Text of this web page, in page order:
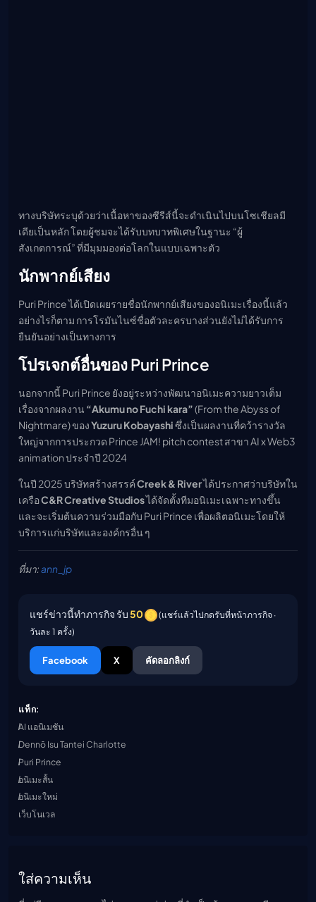
ทางบริษัทระบุด้วยว่าเนื้อหาของซีรีส์นี้จะดำเนินไปบนโซเชียลมี
เดียเป็นหลัก โดยผู้ชมจะได้รับบทบาทพิเศษในฐานะ “ผู้
สังเกตการณ์” ที่มีมุมมองต่อโลกในแบบเฉพาะตัว
นักพากย์เสียง
Puri Prince ได้เปิดเผยรายชื่อนักพากย์เสียงของอนิเมะเรื่องนี้แล้ว
อย่างไรก็ตาม การโรมันไนซ์ชื่อตัวละครบางส่วนยังไม่ได้รับการ
ยืนยันอย่างเป็นทางการ
โปรเจกต์อื่นของ Puri Prince
นอกจากนี้ Puri Prince ยังอยู่ระหว่างพัฒนาอนิเมะความยาวเต็ม
เรื่องจากผลงาน “Akumu no Fuchi kara”(From the Abyss of
Nightmare) ของYuzuru Kobayashiซึ่งเป็นผลงานที่คว้ารางวัล
ใหญ่จากการประกวด Prince JAM! pitch contest สาขา AI x Web3
animation ประจำปี 2024
ในปี 2025 บริษัทสร้างสรรค์Creek & Riverได้ประกาศว่าบริษัทใน
เครือC&R Creative Studiosได้จัดตั้งทีมอนิเมะเฉพาะทางขึ้น
และจะเริ่มต้นความร่วมมือกับ Puri Prince เพื่อผลิตอนิเมะโดยให้
บริการแก่บริษัทและองค์กรอื่น ๆ
ที่มา:ann_jp
แชร์ข่าวนี้ทำภารกิจ รับ50
(แชร์แล้วไปกดรับที่หน้าภารกิจ ·
วันละ 1 ครั้ง)
Facebook X คัดลอกลิงก์
แท็ก:
AI แอนิเมชัน
Dennō Isu Tantei Charlotte
Puri Prince
อนิเมะสั้น
อนิเมะใหม่
เว็บโนเวล
ใส่ความเห็น